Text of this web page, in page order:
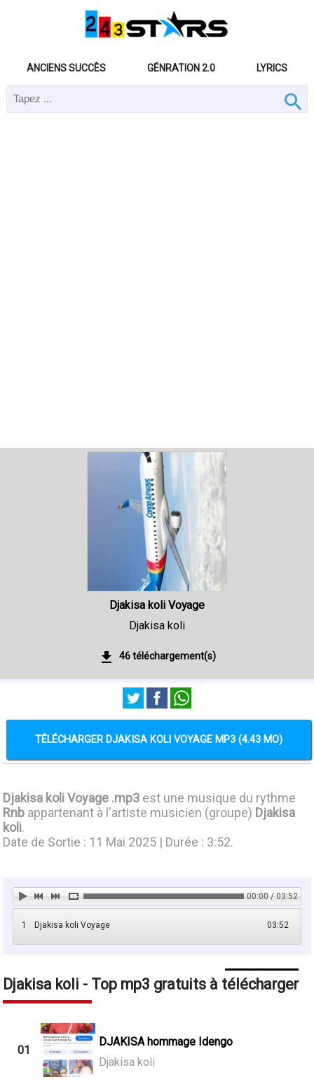
ANCIENS SUCCÈS GÉNRATION 2.0 LYRICS
Djakisa koli Voyage
Djakisa koli
46 téléchargement(s)
TÉLÉCHARGER DJAKISA KOLI VOYAGE MP3 (4.43 MO)
Djakisa koli Voyage .mp3 est une musique du rythme
Rnb appartenant à l'artiste musicien (groupe) Djakisa
koli.
Date de Sortie : 11 Mai 2025 | Durée : 3:52.
00:00 / 03:52
1 03:52
Djakisa koli Voyage
Djakisa koli - Top mp3 gratuits à télécharger
01
DJAKISA hommage Idengo
Djakisa koli